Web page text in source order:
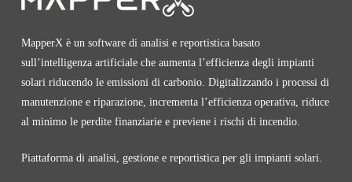
MapperX è un software di analisi e reportistica basato
sull’intelligenza artificiale che aumenta l’efficienza degli impianti
solari riducendo le emissioni di carbonio. Digitalizzando i processi di
manutenzione e riparazione, incrementa l’efficienza operativa, riduce
al minimo le perdite finanziarie e previene i rischi di incendio.
Piattaforma di analisi, gestione e reportistica per gli impianti solari.